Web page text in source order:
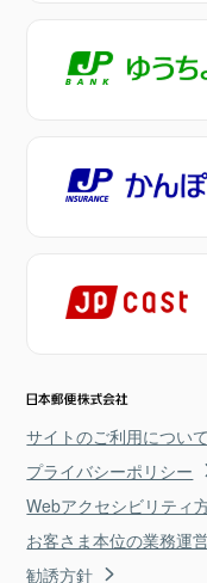
サイトのご利用について
プライバシーポリシー
Webアクセシビリティ
お客さま本位の業務運
勧誘方針